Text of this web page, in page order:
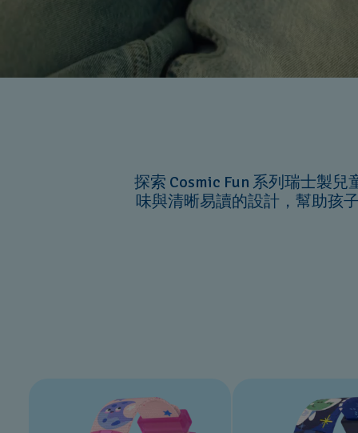
探索 Cosmic Fun 系列瑞士製
味與清晰易讀的設計，幫助孩